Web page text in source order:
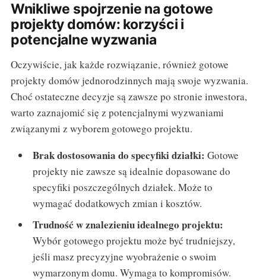
Wnikliwe spojrzenie na gotowe
projekty domów: korzyści i
potencjalne wyzwania
Oczywiście, jak każde rozwiązanie, również gotowe
projekty domów jednorodzinnych mają swoje wyzwania.
Choć ostateczne decyzje są zawsze po stronie inwestora,
warto zaznajomić się z potencjalnymi wyzwaniami
związanymi z wyborem gotowego projektu.
Brak dostosowania do specyfiki działki: Gotowe
projekty nie zawsze są idealnie dopasowane do
specyfiki poszczególnych działek. Może to
wymagać dodatkowych zmian i kosztów.
Trudność w znalezieniu idealnego projektu:
Wybór gotowego projektu może być trudniejszy,
jeśli masz precyzyjne wyobrażenie o swoim
wymarzonym domu. Wymaga to kompromisów.